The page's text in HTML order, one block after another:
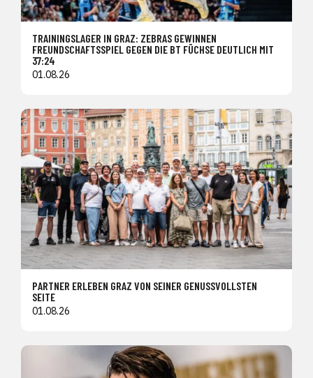
TRAININGSLAGER IN GRAZ: ZEBRAS GEWINNEN
FREUNDSCHAFTSSPIEL GEGEN DIE BT FÜCHSE DEUTLICH MIT
37:24
01.08.26
PARTNER ERLEBEN GRAZ VON SEINER GENUSSVOLLSTEN
SEITE
01.08.26